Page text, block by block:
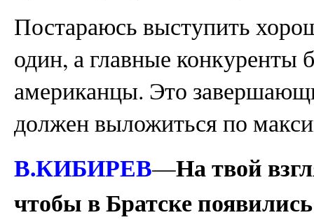
Постараюсь выступить
один, а главные конкуренты
американцы. Это
должен выложиться по
В.КИБИРЕВ—На твой
чтобы в Братске